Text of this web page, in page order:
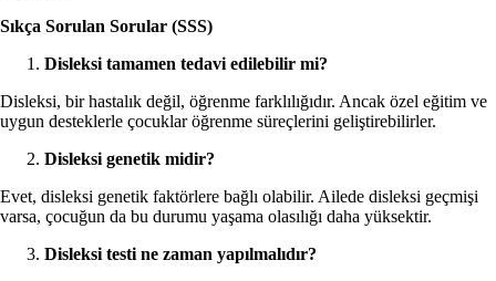
Sıkça Sorulan Sorular (SSS)
Disleksi tamamen tedavi edilebilir mi?
Disleksi, bir hastalık değil, öğrenme farklılığıdır. Ancak özel eğitim ve
uygun desteklerle çocuklar öğrenme süreçlerini geliştirebilirler.
Disleksi genetik midir?
Evet, disleksi genetik faktörlere bağlı olabilir. Ailede disleksi geçmişi
varsa, çocuğun da bu durumu yaşama olasılığı daha yüksektir.
Disleksi testi ne zaman yapılmalıdır?